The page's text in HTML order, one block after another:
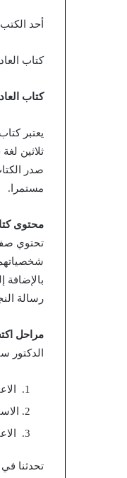
أحد
كتاب
كتاب
يعتبر
ثلاثين
مستمرا.
محتوى
تحتوي
رسالة
مراحل
الدكتور
تحدثنا